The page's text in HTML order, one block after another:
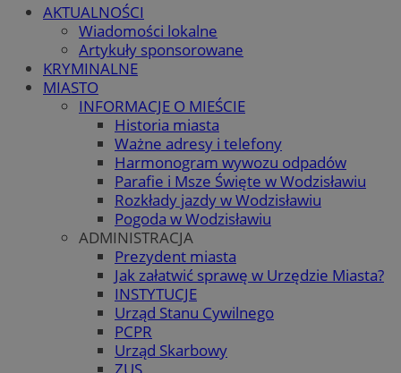
AKTUALNOŚCI
Wiadomości lokalne
Artykuły sponsorowane
KRYMINALNE
MIASTO
INFORMACJE O MIEŚCIE
Historia miasta
Ważne adresy i telefony
Harmonogram wywozu odpadów
Parafie i Msze Święte w Wodzisławiu
Rozkłady jazdy w Wodzisławiu
Pogoda w Wodzisławiu
ADMINISTRACJA
Prezydent miasta
Jak załatwić sprawę w Urzędzie Miasta?
INSTYTUCJE
Urząd Stanu Cywilnego
PCPR
Urząd Skarbowy